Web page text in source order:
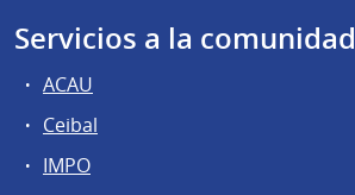
Servicios a la comunidad
ACAU
Ceibal
IMPO